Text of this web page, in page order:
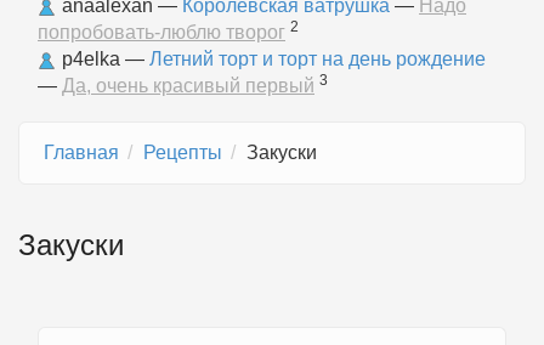
anaalexan — Королевская ватрушка — Надо
попробовать-люблю творог 2
p4elka — Летний торт и торт на день рождение
— Да, очень красивый первый 3
Главная Рецепты Закуски
Закуски